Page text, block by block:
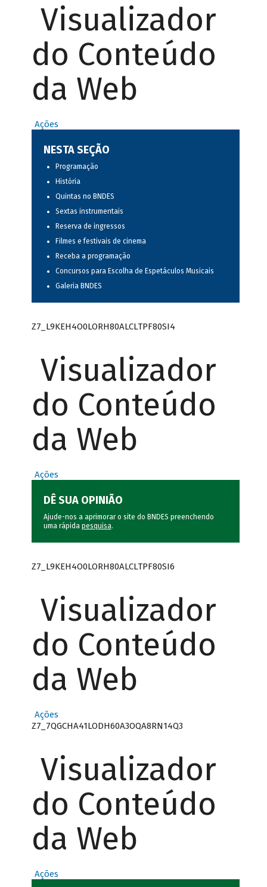
Visualizador
do Conteúdo
da Web
Ações
NESTA SEÇÃO
Programação
História
Quintas no BNDES
Sextas instrumentais
Reserva de ingressos
Filmes e festivais de cinema
Receba a programação
Concursos para Escolha de Espetáculos Musicais
Galeria BNDES
Z7_L9KEH4O0LORH80ALCLTPF80SI4
Visualizador
do Conteúdo
da Web
Ações
DÊ SUA OPINIÃO
Ajude-nos a aprimorar o site do BNDES preenchendo
uma rápida pesquisa.
Z7_L9KEH4O0LORH80ALCLTPF80SI6
Visualizador
do Conteúdo
da Web
Ações
Z7_7QGCHA41LODH60A3OQA8RN14Q3
Visualizador
do Conteúdo
da Web
Ações